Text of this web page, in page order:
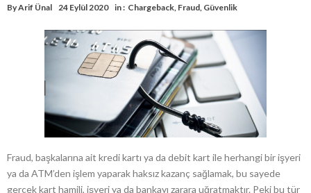
ByArif Ünal 24 Eylül 2020 in : Chargeback Fraud Güvenlik
Fraud, başkalarına ait kredi kartı ya da debit kart ile herhangi bir işyeri
ya da ATM’den işlem yaparak haksız kazanç sağlamak, bu sayede
gerçek kart hamili, işyeri ya da bankayı zarara uğratmaktır. Peki bu tür